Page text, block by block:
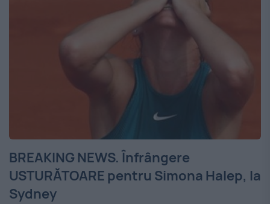
BREAKING NEWS. Înfrângere
USTURĂTOARE pentru Simona Halep, la
Sydney